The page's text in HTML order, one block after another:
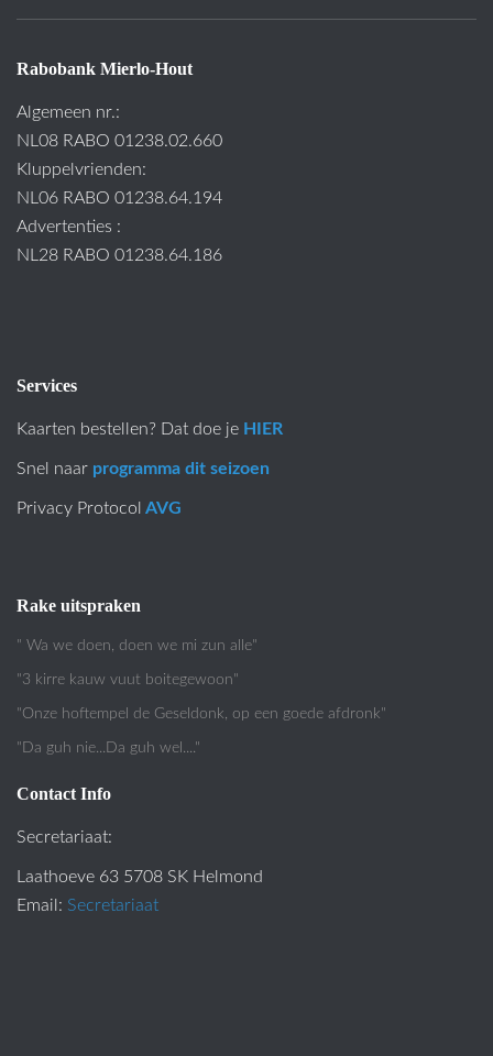
Rabobank Mierlo-Hout
Algemeen nr.:
NL08 RABO 01238.02.660
Kluppelvrienden:
NL06 RABO 01238.64.194
Advertenties :
NL28 RABO 01238.64.186
Services
Kaarten bestellen? Dat doe je HIER
Snel naar programma dit seizoen
Privacy Protocol AVG
Rake uitspraken
" Wa we doen, doen we mi zun alle"
"3 kirre kauw vuut boitegewoon"
"Onze hoftempel de Geseldonk, op een goede afdronk"
"Da guh nie...Da guh wel...."
Contact Info
Secretariaat:
Laathoeve 63 5708 SK Helmond
Email: Secretariaat